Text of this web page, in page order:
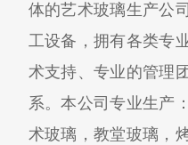
体的艺术玻璃生产公
工设备，拥有各类专
术支持、专业的管理
系。本公司专业生产
术玻璃，教堂玻璃，